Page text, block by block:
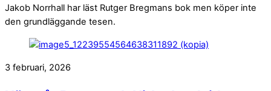
Jakob Norrhall har läst Rutger Bregmans bok men köper inte
den grundläggande tesen.
3 februari, 2026